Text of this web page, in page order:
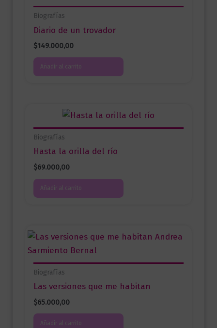
Biografías
Diario de un trovador
$149.000,00
Añadir al carrito
Biografías
Hasta la orilla del río
$69.000,00
Añadir al carrito
Biografías
Las versiones que me habitan
$65.000,00
Añadir al carrito